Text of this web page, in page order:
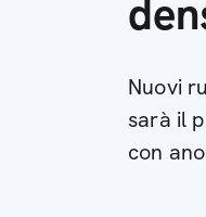
Nuovi
sarà il
con